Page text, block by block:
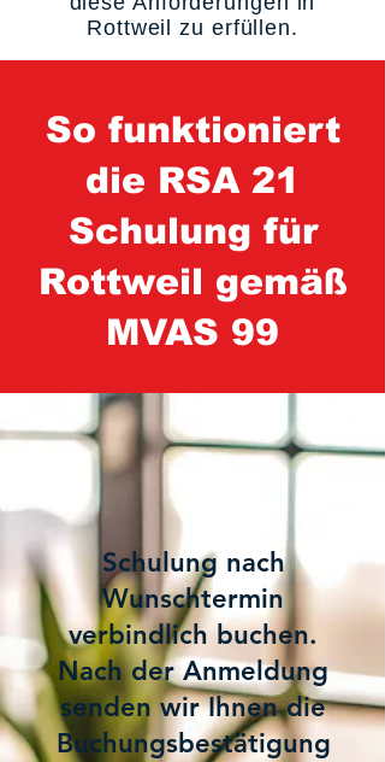
Rottweil zu erfüllen.
So funktioniert
die RSA 21
Schulung für
Rottweil gemäß
MVAS 99
Schulung nach
Wunschtermin
verbindlich buchen.
Nach der Anmeldung
senden wir Ihnen die
Buchungsbestätigung